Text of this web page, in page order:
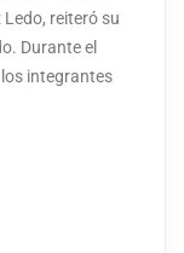
reiteró su
Durante el
integrantes